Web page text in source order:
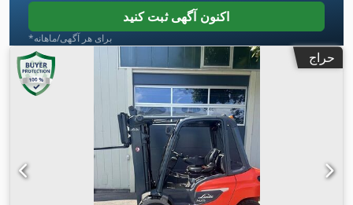
اکنون آگهی ثبت کنید
*برای هر آگهی/ماهانه
حراج